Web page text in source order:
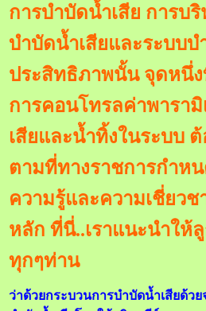
การบำบัดน้ำเสีย การบ
บำบัดน้ำเสียและระบบบ
ประสิทธิภาพนั้น จุดหนึ่
การคอนโทรลค่าพารามิ
เสียและน้ำทิ้งในระบบ
ตามที่ทางราชการกำห
ความรู้และความเชี่ยว
หลัก ที่นี่..เราแนะนำให้
ทุกๆท่าน
ว่าด้วยกระบวนการบำบัดน้ำเสียด้ว